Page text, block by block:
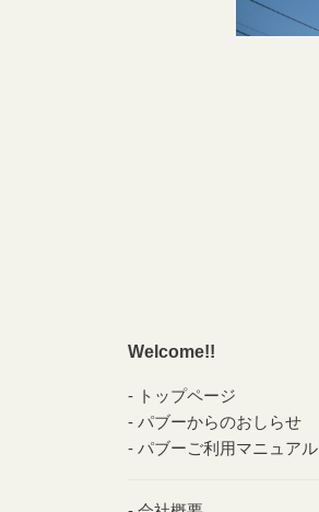
Welcome!!
トップページ
パブーからのおしらせ
パブーご利用マニュアル